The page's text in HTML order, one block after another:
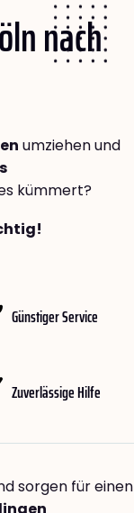
nach
umziehen und
kümmert?
Günstiger Service
Zuverlässige Hilfe
sorgen für einen